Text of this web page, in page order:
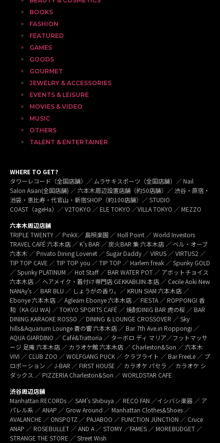
BOOKS
FASHION
FEATURED
GAMES
GOODS
GOURMET
JEWELRY & ACCESSORIES
EVENTS & LEISURE
MOVIES & VIDEO
MUSIC
OTHERS
TALENT & ENTERTAINER
WHERE TO GET?
タワーレコード（全国店舗）／ ムラサキスポーツ（全国店舗）／ Nail
Salon Asian(全国店舗) ／ 六本木周辺設置店舗（約50店舗）／ 渋谷・原宿・
池袋・恵比寿・代官山・新宿SHOP（約100店舗）／ STUDIO
COAST（ageHa）／ V2TOKYO ／ ELE TOKYO ／VILLA TOKYO ／ MEZZO
六本木周辺店舗
TRIPLE TWENTY ／ PinkX／ 島唄楽園 ／ Holl Point ／ World Investors
TRAVEL CAFÉ 六本木店 ／ K’s BAR ／ 炭火BAR 集 六本木店 ／ ベル・オーブ
六本木 ／ Privato Dining Lovenet ／ Sugar Daddy ／ VIRUS ／ VIRTUS2 ／
TIP TOP CAVE ／ TIP TOP you ／ TIP TOP ／ Harlem freak ／ Spunky GOLD
／ Spunky PLATINUM ／ Hot Staff ／ BAR WATER POT ／ アボットチョイス
六本木店 ／ ヘアメイク・着付け専門店 GEKKABIJIN 本店 ／ Cecile Aoki New
NANAy’s ／ BAR BLU ／ しょうがの香り。／ KRUN SIAM 六本木店 ／
Ebonye 六本木店 ／ Agleam Ebonye 六本木店 ／ FIESTA ／ ROPPONGI 香
和（KA GU WA) ／ TOKYO SPORTS CAFÉ ／ 焼酎DINIG BAR 虎の桜 ／ BAR
DINING KARAOKE ROSSO ／ DINING & LOUNGE CROSSOVER ／ Sky
hills&Aquarium Lounge 蒼の響 六本木店 ／ Bar 7th Ave.in Roppongi ／
AQUA GIARDINO ／ Café&Trattoria ／ ターボロ ディ マリア／フットマッサ
ージ 足庵 六本木店 ／ カラオケ館 六本木店 ／ Charleston&Son ／ 六本木
VIVI ／ CLUB ZOO ／ WOLFGANG PUCK ／ クラブライト ／ Bar FreeLe ／ プ
ロポーション ／ J-BAR ／ FIRST HOUSE ／ カラオケ パセラ ／ カラオケ シ
ダックス ／ PIZZERIA Charleston&Son ／ WORLDSTAR CAFE
渋谷周辺店舗
Manhattan RECORDs ／ SAM’s Shibuya ／ RECO FAN ／イシバシ楽器 ／ ア
パレル系 ／ ANAP ／ Grow Around ／ Manhattan Clothes&Shoes ／
AVALANCHE ／ ONSPOTZ ／ PAJABOO ／ FUNCTION JUNCTION ／ Cruce
ANAP ／ ROSEBULLET ／ AND A ／ STOMY ／FAMES ／ MOREBUDGET ／
STRANGE THE STORE ／ Street Wish